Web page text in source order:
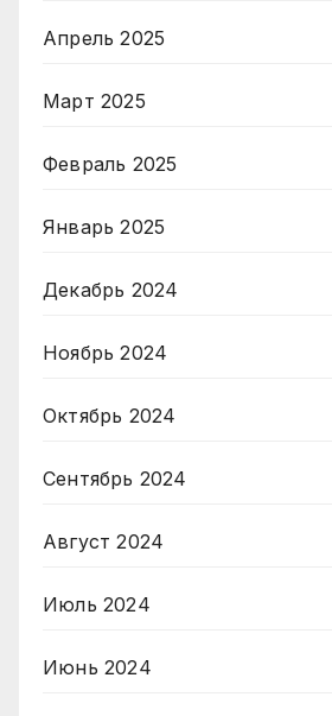
Апрель 2025
Март 2025
Февраль 2025
Январь 2025
Декабрь 2024
Ноябрь 2024
Октябрь 2024
Сентябрь 2024
Август 2024
Июль 2024
Июнь 2024